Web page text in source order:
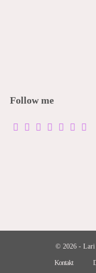
Follow me
© 2026 - Lari
Kontakt